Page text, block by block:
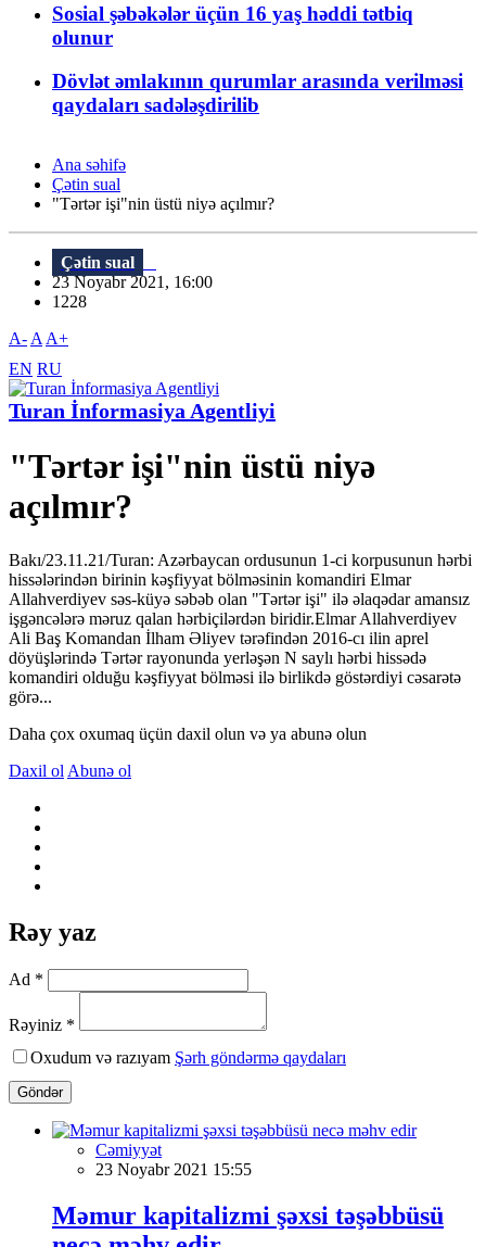
Sosial şəbəkələr üçün 16 yaş həddi tətbiq
olunur
Dövlət əmlakının qurumlar arasında verilməsi
qaydaları sadələşdirilib
Ana səhifə
Çətin sual
"Tərtər işi"nin üstü niyə açılmır?
Çətin sual
23 Noyabr 2021, 16:00
1228
A- A A+
EN RU
Turan İnformasiya Agentliyi
"Tərtər işi"nin üstü niyə
açılmır?
Bakı/23.11.21/Turan: Azərbaycan ordusunun 1-ci korpusunun hərbi
hissələrindən birinin kəşfiyyat bölməsinin komandiri Elmar
Allahverdiyev səs-küyə səbəb olan "Tərtər işi" ilə əlaqədar amansız
işgəncələrə məruz qalan hərbiçilərdən biridir.Elmar Allahverdiyev
Ali Baş Komandan İlham Əliyev tərəfindən 2016-cı ilin aprel
döyüşlərində Tərtər rayonunda yerləşən N saylı hərbi hissədə
komandiri olduğu kəşfiyyat bölməsi ilə birlikdə göstərdiyi cəsarətə
görə...
Daha çox oxumaq üçün daxil olun və ya abunə olun
Daxil ol Abunə ol
Rəy yaz
Ad *
Rəyiniz *
Oxudum və razıyam Şərh göndərmə qaydaları
Göndər
Cəmiyyət
23 Noyabr 2021 15:55
Məmur kapitalizmi şəxsi təşəbbüsü